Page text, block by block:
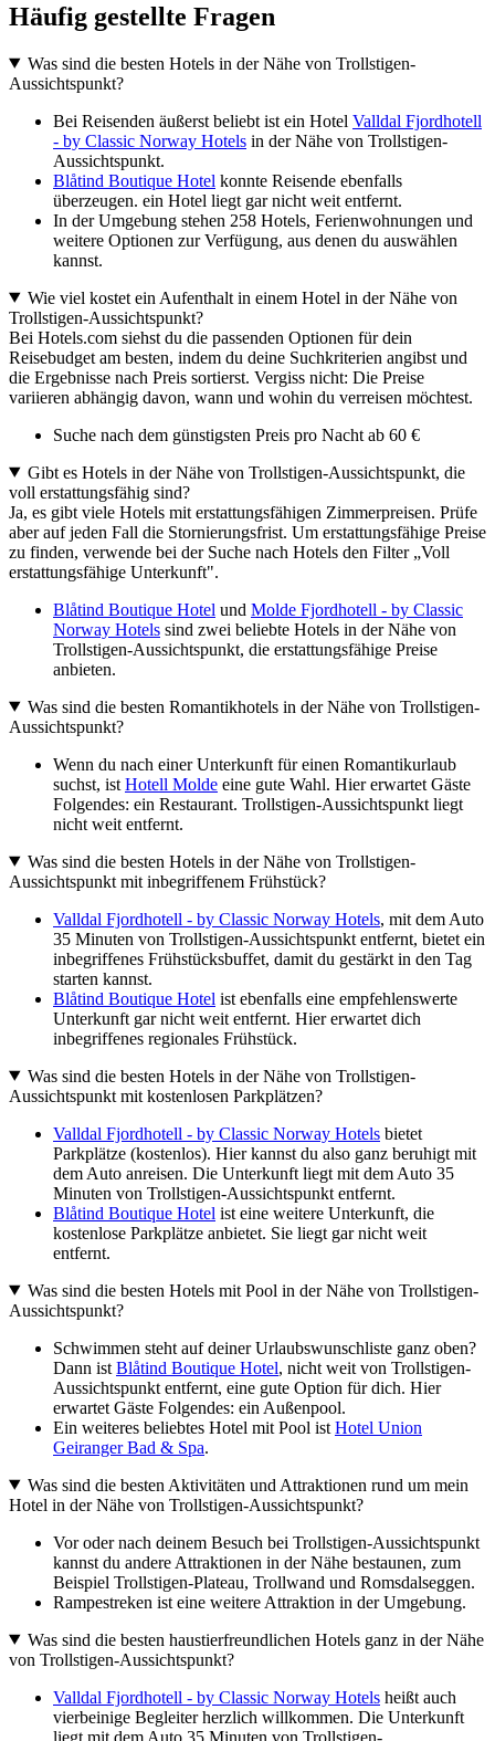
Häufig gestellte Fragen
Was sind die besten Hotels in der Nähe von Trollstigen-
Aussichtspunkt?
Bei Reisenden äußerst beliebt ist ein Hotel Valldal Fjordhotell
- by Classic Norway Hotels in der Nähe von Trollstigen-
Aussichtspunkt.
Blåtind Boutique Hotel konnte Reisende ebenfalls
überzeugen. ein Hotel liegt gar nicht weit entfernt.
In der Umgebung stehen 258 Hotels, Ferienwohnungen und
weitere Optionen zur Verfügung, aus denen du auswählen
kannst.
Wie viel kostet ein Aufenthalt in einem Hotel in der Nähe von
Trollstigen-Aussichtspunkt?
Bei Hotels.com siehst du die passenden Optionen für dein
Reisebudget am besten, indem du deine Suchkriterien angibst und
die Ergebnisse nach Preis sortierst. Vergiss nicht: Die Preise
variieren abhängig davon, wann und wohin du verreisen möchtest.
Suche nach dem günstigsten Preis pro Nacht ab 60 €
Gibt es Hotels in der Nähe von Trollstigen-Aussichtspunkt, die
voll erstattungsfähig sind?
Ja, es gibt viele Hotels mit erstattungsfähigen Zimmerpreisen. Prüfe
aber auf jeden Fall die Stornierungsfrist. Um erstattungsfähige Preise
zu finden, verwende bei der Suche nach Hotels den Filter „Voll
erstattungsfähige Unterkunft".
Blåtind Boutique Hotel und Molde Fjordhotell - by Classic
Norway Hotels sind zwei beliebte Hotels in der Nähe von
Trollstigen-Aussichtspunkt, die erstattungsfähige Preise
anbieten.
Was sind die besten Romantikhotels in der Nähe von Trollstigen-
Aussichtspunkt?
Wenn du nach einer Unterkunft für einen Romantikurlaub
suchst, ist Hotell Molde eine gute Wahl. Hier erwartet Gäste
Folgendes: ein Restaurant. Trollstigen-Aussichtspunkt liegt
nicht weit entfernt.
Was sind die besten Hotels in der Nähe von Trollstigen-
Aussichtspunkt mit inbegriffenem Frühstück?
Valldal Fjordhotell - by Classic Norway Hotels, mit dem Auto
35 Minuten von Trollstigen-Aussichtspunkt entfernt, bietet ein
inbegriffenes Frühstücksbuffet, damit du gestärkt in den Tag
starten kannst.
Blåtind Boutique Hotel ist ebenfalls eine empfehlenswerte
Unterkunft gar nicht weit entfernt. Hier erwartet dich
inbegriffenes regionales Frühstück.
Was sind die besten Hotels in der Nähe von Trollstigen-
Aussichtspunkt mit kostenlosen Parkplätzen?
Valldal Fjordhotell - by Classic Norway Hotels bietet
Parkplätze (kostenlos). Hier kannst du also ganz beruhigt mit
dem Auto anreisen. Die Unterkunft liegt mit dem Auto 35
Minuten von Trollstigen-Aussichtspunkt entfernt.
Blåtind Boutique Hotel ist eine weitere Unterkunft, die
kostenlose Parkplätze anbietet. Sie liegt gar nicht weit
entfernt.
Was sind die besten Hotels mit Pool in der Nähe von Trollstigen-
Aussichtspunkt?
Schwimmen steht auf deiner Urlaubswunschliste ganz oben?
Dann ist Blåtind Boutique Hotel, nicht weit von Trollstigen-
Aussichtspunkt entfernt, eine gute Option für dich. Hier
erwartet Gäste Folgendes: ein Außenpool.
Ein weiteres beliebtes Hotel mit Pool ist Hotel Union
Geiranger Bad & Spa.
Was sind die besten Aktivitäten und Attraktionen rund um mein
Hotel in der Nähe von Trollstigen-Aussichtspunkt?
Vor oder nach deinem Besuch bei Trollstigen-Aussichtspunkt
kannst du andere Attraktionen in der Nähe bestaunen, zum
Beispiel Trollstigen-Plateau, Trollwand und Romsdalseggen.
Rampestreken ist eine weitere Attraktion in der Umgebung.
Was sind die besten haustierfreundlichen Hotels ganz in der Nähe
von Trollstigen-Aussichtspunkt?
Valldal Fjordhotell - by Classic Norway Hotels heißt auch
vierbeinige Begleiter herzlich willkommen. Die Unterkunft
liegt mit dem Auto 35 Minuten von Trollstigen-